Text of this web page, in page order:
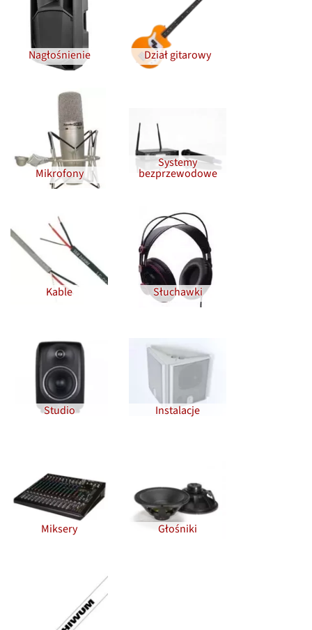
Nagłośnienie Dział gitarowy
Mikrofony
Systemy
bezprzewodowe
Kable Słuchawki
Studio Instalacje
Miksery Głośniki